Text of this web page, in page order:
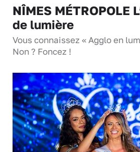
NÎMES MÉTROPOLE
de lumière
Vous connaissez « Agglo en
Non ? Foncez !